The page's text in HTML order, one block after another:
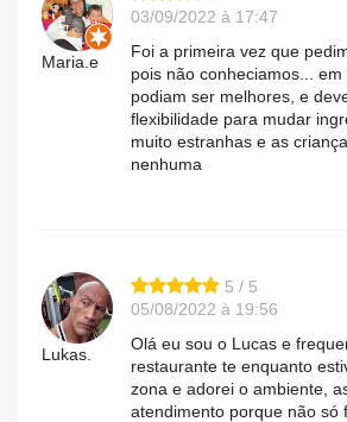
Maria.e
03/09/2022 à 17:47
Foi a primeira vez que
pois não conheciamos...
podiam ser melhores, e
flexibilidade para mudar
muito estranhas e as
nenhuma
Lukas.
5 / 5
05/08/2022 à 19:56
Olá eu sou o Lucas e
restaurante te enquanto
zona e adorei o ambiente,
atendimento porque não só